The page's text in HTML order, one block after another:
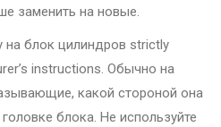
заменить на новые.
на блок цилиндров strictly
instructions. Обычно на
какой стороной она
блока. Не используйте